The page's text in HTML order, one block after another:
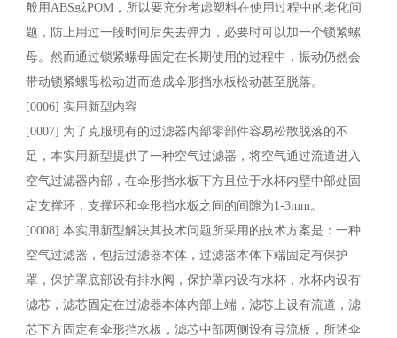
般用ABS或POM，所以要充分考虑塑料在使用过程中的老化问
题，防止用过一段时间后失去弹力，必要时可以加一个锁紧螺
母。然而通过锁紧螺母固定在长期使用的过程中，振动仍然会
带动锁紧螺母松动进而造成伞形挡水板松动甚至脱落。
[0006] 实用新型内容
[0007] 为了克服现有的过滤器内部零部件容易松散脱落的不
足，本实用新型提供了一种空气过滤器，将空气通过流道进入
空气过滤器内部，在伞形挡水板下方且位于水杯内壁中部处固
定支撑环，支撑环和伞形挡水板之间的间隙为1-3mm。
[0008] 本实用新型解决其技术问题所采用的技术方案是：一种
空气过滤器，包括过滤器本体，过滤器本体下端固定有保护
罩，保护罩底部设有排水阀，保护罩内设有水杯，水杯内设有
滤芯，滤芯固定在过滤器本体内部上端，滤芯上设有流道，滤
芯下方固定有伞形挡水板，滤芯中部两侧设有导流板，所述伞